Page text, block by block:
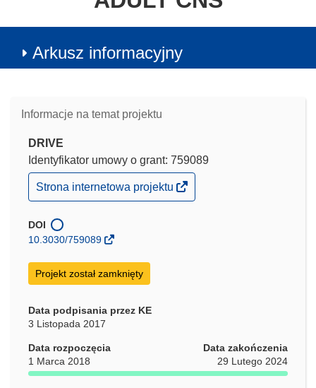
Arkusz informacyjny
Informacje na temat projektu
DRIVE
Identyfikator umowy o grant: 759089
(odnośnik
otworzy
w
nowym
Strona internetowa projektu
DOI
10.3030/759089
Projekt został zamknięty
Data podpisania przez KE
3 Listopada 2017
Data rozpoczęcia
1 Marca 2018
Data zakończenia
29 Lutego 2024